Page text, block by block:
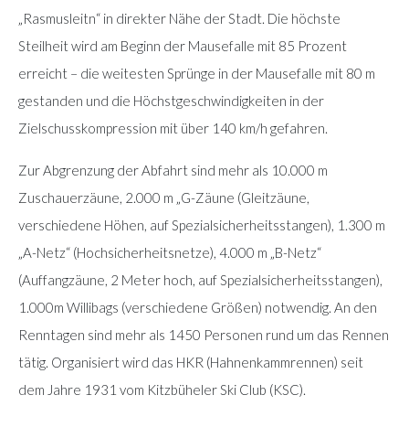
„Rasmusleitn“ in direkter Nähe der Stadt. Die höchste
Steilheit wird am Beginn der Mausefalle mit 85 Prozent
erreicht – die weitesten Sprünge in der Mausefalle mit 80 m
gestanden und die Höchstgeschwindigkeiten in der
Zielschusskompression mit über 140 km/h gefahren.
Zur Abgrenzung der Abfahrt sind mehr als 10.000 m
Zuschauerzäune, 2.000 m „G-Zäune (Gleitzäune,
verschiedene Höhen, auf Spezialsicherheitsstangen), 1.300 m
„A-Netz“ (Hochsicherheitsnetze), 4.000 m „B-Netz“
(Auffangzäune, 2 Meter hoch, auf Spezialsicherheitsstangen),
1.000m Willibags (verschiedene Größen) notwendig. An den
Renntagen sind mehr als 1450 Personen rund um das Rennen
tätig. Organisiert wird das HKR (Hahnenkammrennen) seit
dem Jahre 1931 vom Kitzbüheler Ski Club (KSC).